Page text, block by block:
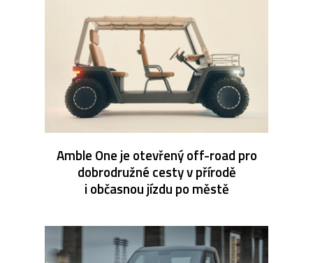
Amble One je otevřený off-road pro
dobrodružné cesty v přírodě
i občasnou jízdu po městě